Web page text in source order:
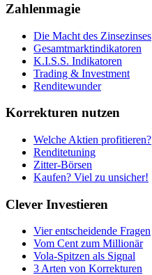
Zahlenmagie
Die Macht des Zinsezinses
Gesamtmarktindikatoren
K.I.S.S. Indikatoren
Trading & Investment
Renditewunder
Korrekturen nutzen
Welche Aktien profitieren?
Renditetuning
Zitter-Börsen
Kaufen? Viel zu unsicher!
Clever Investieren
Vier entscheidende Fragen
Vom Cent zum Millionär
Vola-Spitzen als Signal
3 Arten von Korrekturen